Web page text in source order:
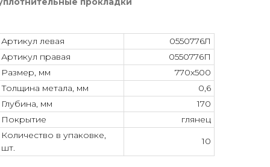
Артикул левая
0550776Л
Артикул правая
0550776П
Размер, мм
770х500
Толщина метала, мм
0,6
Глубина, мм
170
Покрытие
глянец
Количество в упаковке,
шт.
10